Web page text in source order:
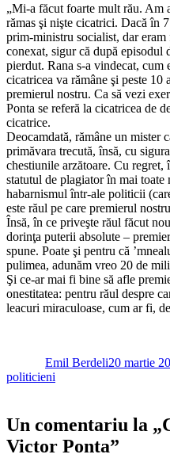
„Mi-a făcut foarte mult rău. Am
rămas şi nişte cicatrici. Dacă în
prim-ministru socialist, dar
conexat, sigur că după episodul
pierdut. Rana s-a vindecat, cum
cicatricea va rămâne şi peste 10
premierul nostru. Ca să vezi
Ponta se referă la cicatricea de
cicatrice.
Deocamdată, rămâne un mister
primăvara trecută, însă, cu
chestiunile arzătoare. Cu regret,
statutul de plagiator în mai
habarnismul într-ale politicii
este răul pe care premierul
Însă, în ce priveşte răul făcut
dorinţa puterii absolute –
spune. Poate şi pentru că
pulimea, adunăm vreo 20 de
Şi ce-ar mai fi bine să afle
onestitatea: pentru răul despre
leacuri miraculoase, cum ar fi,
Emil Berdeli20 martie
politicieni
Un comentariu la
Victor Ponta”